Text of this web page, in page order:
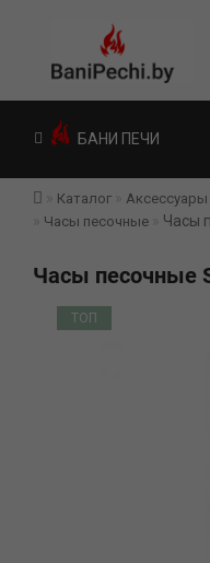
БАНИ ПЕЧИ
Каталог Аксессуары
Часы песочные
Часы
Часы песочные
ТОП